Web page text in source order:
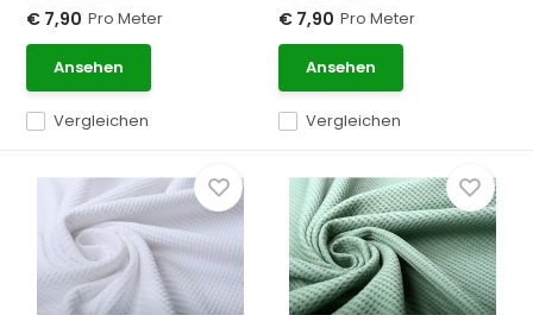
Vergleichen
€ 7,90 Pro Meter
Ansehen
Vergleichen
€ 7,90 Pro Meter
Ansehen